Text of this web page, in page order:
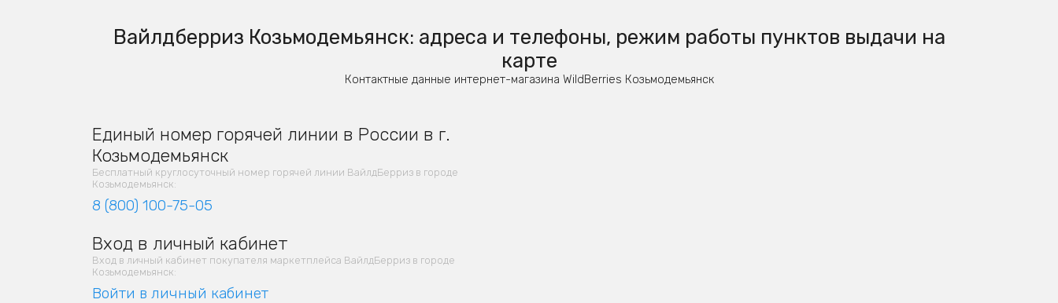
Вайлдберриз Козьмодемьянск: адреса и телефоны, режим работы пунктов выдачи на
карте
Контактные данные интернет-магазина WildBerries Козьмодемьянск
Единый номер горячей линии в России в г.
Козьмодемьянск
Бесплатный круглосуточный номер горячей линии ВайлдБерриз в городе
Козьмодемьянск:
8 (800) 100-75-05
Вход в личный кабинет
Вход в личный кабинет покупателя маркетплейса ВайлдБерриз в городе
Козьмодемьянск:
Войти в личный кабинет